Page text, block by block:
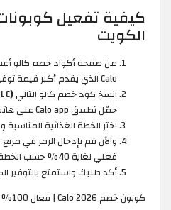
كيفية تفعيل
الكويت
Calo الذي يقدم أكبر قيمة توفير.
انسخ كود خصم كالو التالي(ALC)
حمّل تطبيق Calo app على هاتفك.
اختر الخطة الغذائية المناسبة
والآن قم بإدخال الرمز في
فعلي لغاية 40% حسب الخطة الغذائية التي اخترتها.
أكد طلبك واستمتع بالتوفير
كوبون خصم Calo 2026 | فعال 100% على منيو كالو